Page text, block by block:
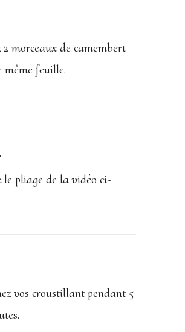
2 morceaux de camembert
même feuille.
le pliage de la vidéo ci-
vos croustillant pendant 5